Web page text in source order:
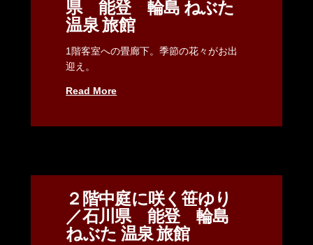
県 能登 輪島 ねぶた
温泉 旅館
1階客室への畳廊下。季節の花々がお出
迎え。
Read More
２階中庭に咲く笹ゆり
／石川県 能登 輪島
ねぶた 温泉 旅館